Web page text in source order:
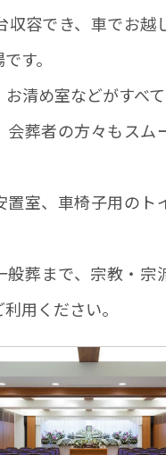
収容でき、車でお越
す。
清め室などがすべ
会葬者の方々もスム
置室、車椅子用のト
般葬まで、宗教・宗
用ください。